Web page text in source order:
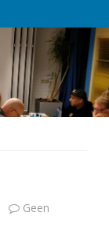
Geen